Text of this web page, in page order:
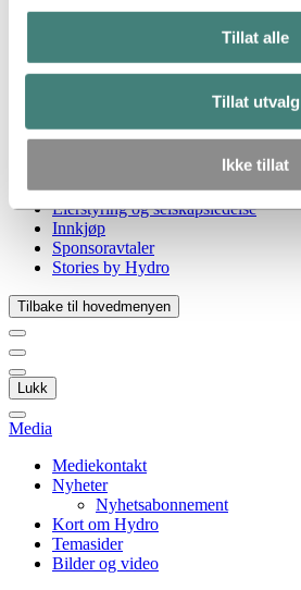
Tillat alle
Tillat utvalg
Ikke tillat
Gå til:Om Hydro
Dette er Hydro
Industrier som betyr noe
Vår strategi
Organisasjon
Eierstyring og selskapsledelse
Innkjøp
Sponsoravtaler
Stories by Hydro
Tilbake til hovedmenyen
Lukk
Media
Mediekontakt
Nyheter
Nyhetsabonnement
Kort om Hydro
Temasider
Bilder og video